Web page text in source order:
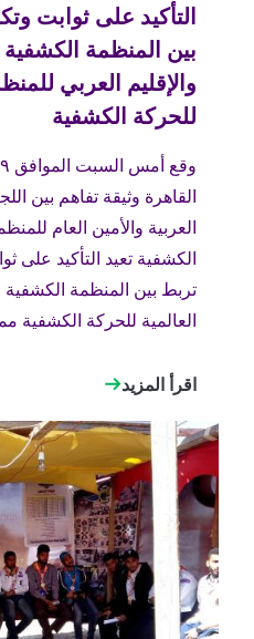
القاهرة وثيقة تفاهم بين
العربية والأمين العام
الكشفية تعيد التأكيد على
تربط بين المنظمة الكشفية
العالمية للحركة الكشفية
اقرأ المزيد